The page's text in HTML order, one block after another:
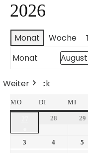
2026
Monat Woche
Monat
Zurück
Heute
Weiter
MO DI MI
28 29
3 4 5